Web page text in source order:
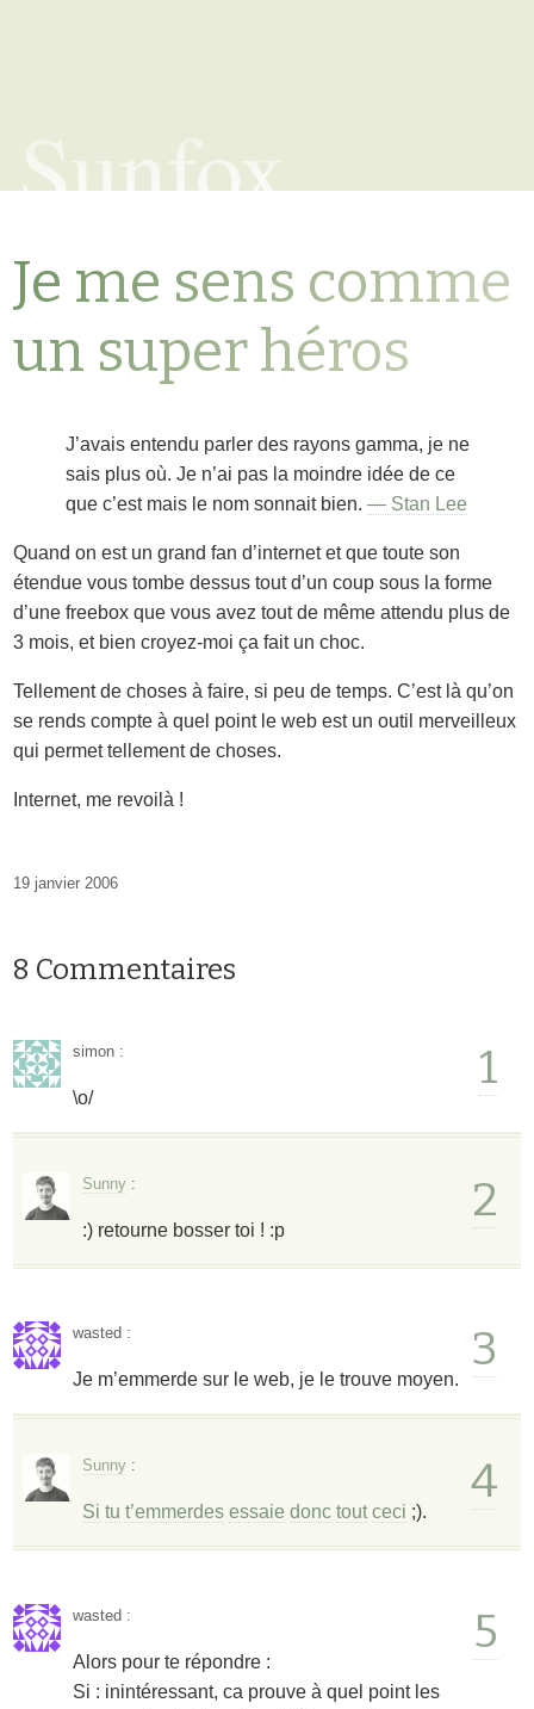
Sunfox
Je me sens comme
un super héros
J’avais entendu parler des rayons gamma, je ne
sais plus où. Je n’ai pas la moindre idée de ce
que c’est mais le nom sonnait bien.— Stan Lee
Quand on est un grand fan d’internet et que toute son
étendue vous tombe dessus tout d’un coup sous la forme
d’une freebox que vous avez tout de même attendu plus de
3 mois, et bien croyez-moi ça fait un choc.
Tellement de choses à faire, si peu de temps. C’est là qu’on
se rends compte à quel point le web est un outil merveilleux
qui permet tellement de choses.
Internet, me revoilà !
19 janvier 2006
8 Commentaires
1
simon :
\o/
2
Sunny :
:) retourne bosser toi ! :p
3
wasted :
Je m’emmerde sur le web, je le trouve moyen.
4
Sunny :
Si tu t’emmerdes essaie donc tout ceci ;).
5
wasted :
Alors pour te répondre :
Si : inintéressant, ca prouve à quel point les